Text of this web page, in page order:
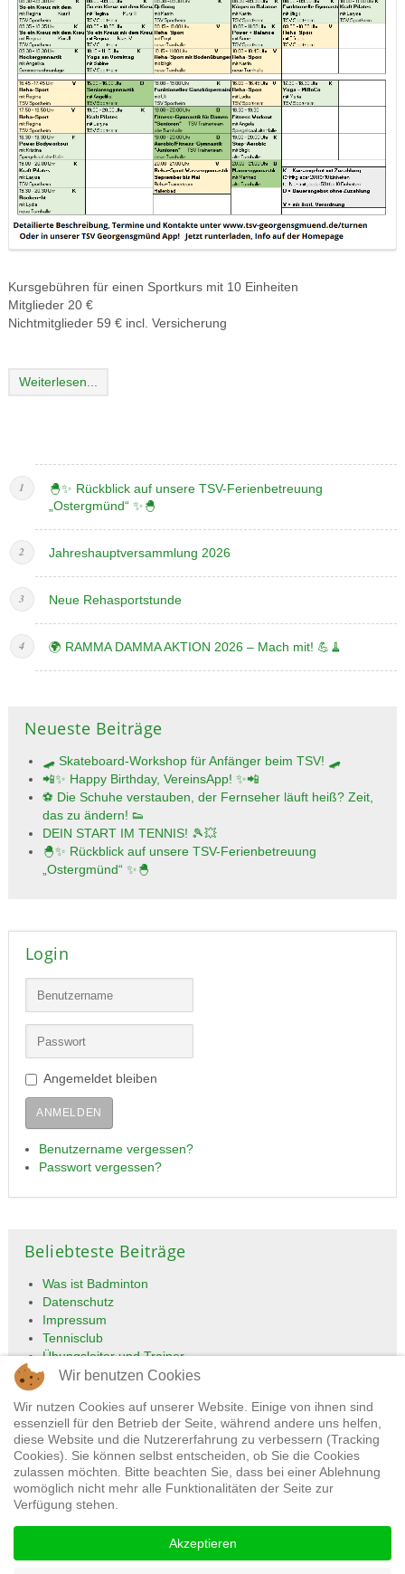
Kursgebühren für einen Sportkurs mit 10 Einheiten
Mitglieder 20 €
Nichtmitglieder 59 € incl. Versicherung
Weiterlesen...
🐣✨ Rückblick auf unsere TSV-Ferienbetreuung
„Ostergmünd“ ✨🐣
Jahreshauptversammlung 2026
Neue Rehasportstunde
🌍 RAMMA DAMMA AKTION 2026 – Mach mit! 💪🧹
Neueste Beiträge
🛹 Skateboard-Workshop für Anfänger beim TSV! 🛹
📲✨ Happy Birthday, VereinsApp! ✨📲
⚽ Die Schuhe verstauben, der Fernseher läuft heiß? Zeit,
das zu ändern! 👟
DEIN START IM TENNIS! 🎾💥
🐣✨ Rückblick auf unsere TSV-Ferienbetreuung
„Ostergmünd“ ✨🐣
Login
Angemeldet bleiben
ANMELDEN
Benutzername vergessen?
Passwort vergessen?
Beliebteste Beiträge
Was ist Badminton
Datenschutz
Impressum
Tennisclub
Übungsleiter und Trainer
Wir benutzen Cookies
Wir nutzen Cookies auf unserer Website. Einige von ihnen sind
essenziell für den Betrieb der Seite, während andere uns helfen,
diese Website und die Nutzererfahrung zu verbessern (Tracking
Cookies). Sie können selbst entscheiden, ob Sie die Cookies
zulassen möchten. Bitte beachten Sie, dass bei einer Ablehnung
womöglich nicht mehr alle Funktionalitäten der Seite zur
Verfügung stehen.
Akzeptieren